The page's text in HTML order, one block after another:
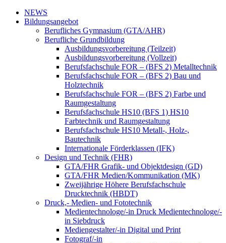
NEWS
Bildungsangebot
Berufliches Gymnasium (GTA/AHR)
Berufliche Grundbildung
Ausbildungsvorbereitung (Teilzeit)
Ausbildungsvorbereitung (Vollzeit)
Berufsfachschule FOR – (BFS 2) Metalltechnik
Berufsfachschule FOR – (BFS 2) Bau und
Holztechnik
Berufsfachschule FOR – (BFS 2) Farbe und
Raumgestaltung
Berufsfachschule HS10 (BFS 1) HS10
Farbtechnik und Raumgestaltung
Berufsfachschule HS10 Metall-, Holz-,
Bautechnik
Internationale Förderklassen (IFK)
Design und Technik (FHR)
GTA/FHR Grafik- und Objektdesign (GD)
GTA/FHR Medien/Kommunikation (MK)
Zweijährige Höhere Berufsfachschule
Drucktechnik (HBDT)
Druck,- Medien- und Fototechnik
Medientechnologe/-in Druck Medientechnologe/-
in Siebdruck
Mediengestalter/-in Digital und Print
Fotograf/-in